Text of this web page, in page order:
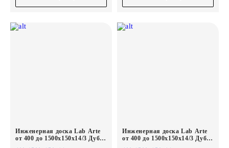
Инженерная доска Lab Arte
от 400 до 1500х150х14/3 Дуб
Инженерная доска Lab Arte
от 400 до 1500х150х14/3 Дуб